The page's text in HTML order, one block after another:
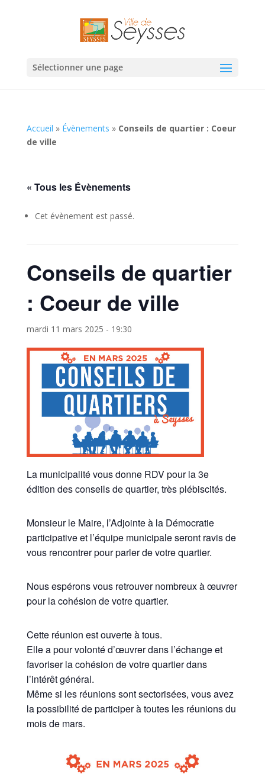
Sélectionner une page
Accueil » Évènements » Conseils de quartier : Coeur
de ville
« Tous les Évènements
Cet évènement est passé.
Conseils de quartier
: Coeur de ville
mardi 11 mars 2025 - 19:30
La municipalité vous donne RDV pour la 3e
édition des conseils de quartier, très plébiscités.
Monsieur le Maire, l’Adjointe à la Démocratie
participative et l’équipe municipale seront ravis de
vous rencontrer pour parler de votre quartier.
Nous espérons vous retrouver nombreux à œuvrer
pour la cohésion de votre quartier.
Cette réunion est ouverte à tous.
Elle a pour volonté d’œuvrer dans l’échange et
favoriser la cohésion de votre quartier dans
l’intérêt général.
Même si les réunions sont sectorisées, vous avez
la possibilité de participer à toutes les réunions du
mois de mars.